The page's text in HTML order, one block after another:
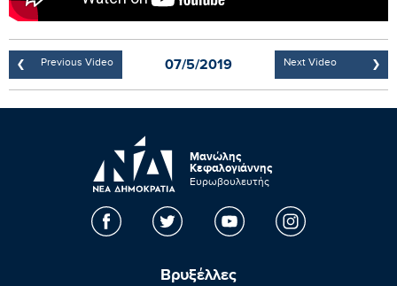
Previous Video 07/5/2019 Next Video
Μανώλης
Κεφαλογιάννης
Ευρωβουλευτής
Βρυξέλλες